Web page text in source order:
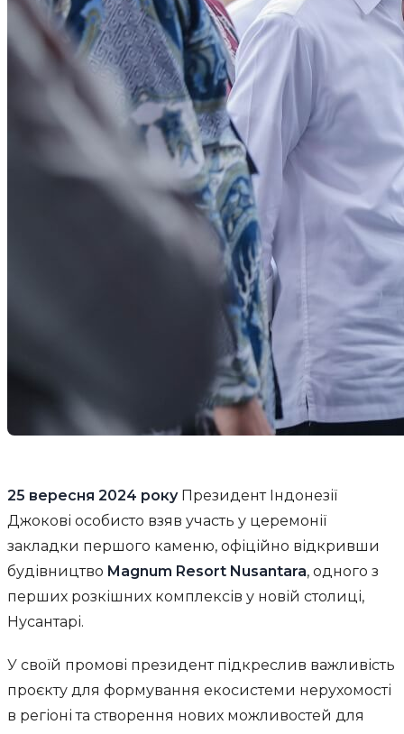
25 вересня 2024 рокуПрезидент Індонезії
Джокові особисто взяв участь у церемонії
закладки першого каменю, офіційно відкривши
будівництво Magnum Resort Nusantara, одного з
перших розкішних комплексів у новій столиці,
Нусантарі.
У своїй промові президент підкреслив важливість
проєкту для формування екосистеми нерухомості
в регіоні та створення нових можливостей для